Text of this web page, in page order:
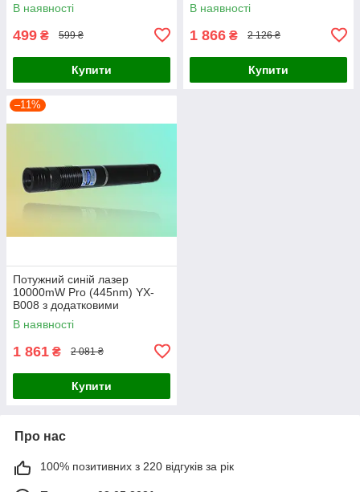
В наявності
499 ₴ 599 ₴
Купити
В наявності
1 866 ₴ 2 126 ₴
Купити
–11%
Потужний синій лазер
10000mW Pro (445nm) YX-
B008 з додатковими
насадками!
В наявності
1 861 ₴ 2 081 ₴
Купити
Про нас
100% позитивних з 220 відгуків за рік